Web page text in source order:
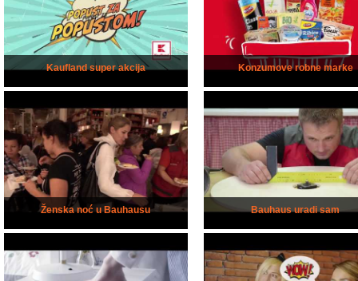
Kaufland super akcija Konzumove robne marke
Ženska noć u Bauhausu Bauhaus uradi sam